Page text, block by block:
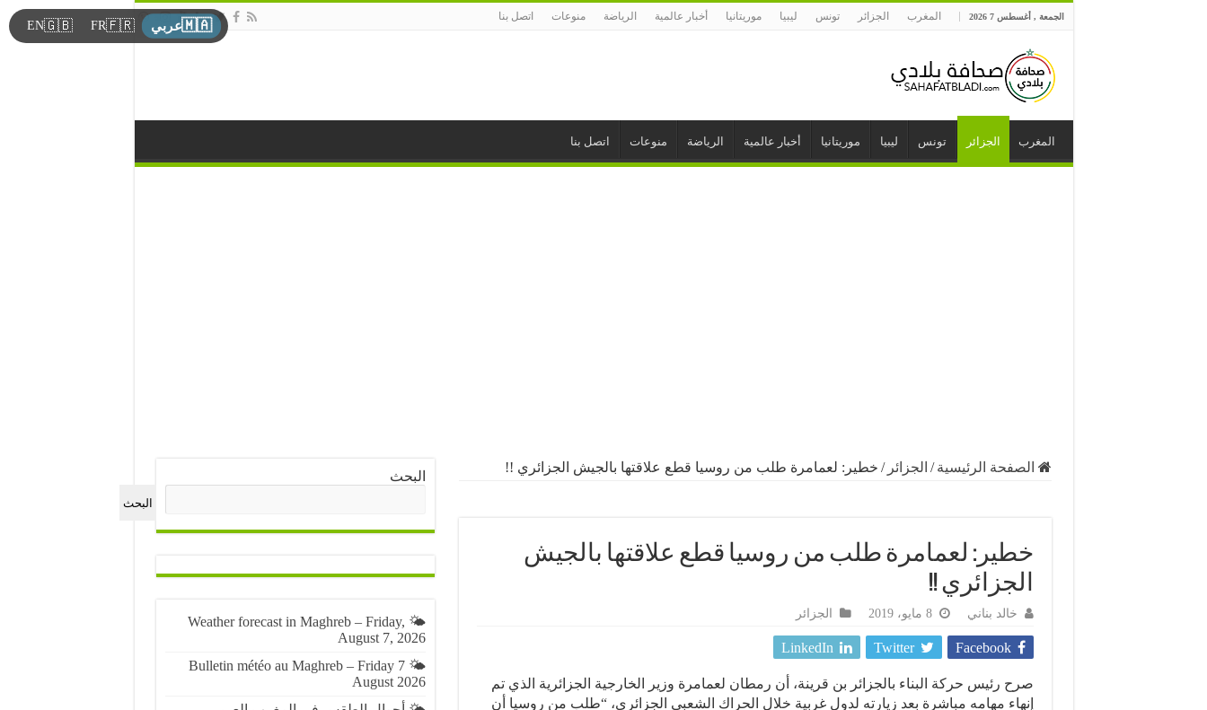
الجمعة , أغسطس 7 2026 المغرب الجزائر تونس ليبيا موريتانيا أخبار عالمية الرياضة منوعات اتصل بنا
المغرب الجزائر تونس ليبيا موريتانيا أخبار عالمية الرياضة منوعات اتصل بنا
الصفحة الرئيسية / الجزائر / خطير: لعمامرة طلب من روسيا قطع علاقتها بالجيش الجزائري !!
خطير: لعمامرة طلب من روسيا قطع علاقتها بالجيش
الجزائري !!
خالد بناني 8 مايو، 2019 الجزائر
Facebook
Twitter
LinkedIn
صرح رئيس حركة البناء بالجزائر بن قرينة، أن رمطان لعمامرة وزير الخارجية الجزائرية الذي تم
إنهاء مهامه مباشرة بعد زيارته لدول غربية خلال الحراك الشعبي الجزائري، “طلب من روسيا أن
البحث
البحث
🌤️ Weather forecast in Maghreb – Friday,
August 7, 2026
🌤️ Bulletin météo au Maghreb – Friday 7
August 2026
🇲🇦عربي 🇫🇷
FR
🇬🇧
EN